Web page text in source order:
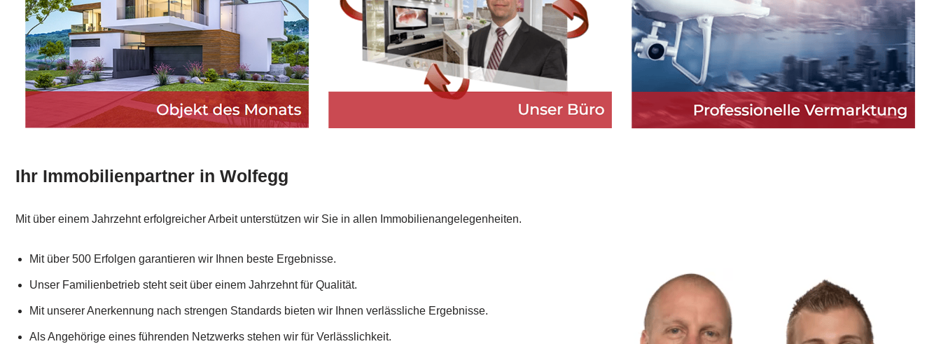
Ihr Immobilienpartner in Wolfegg
Mit über einem Jahrzehnt erfolgreicher Arbeit unterstützen wir Sie in allen Immobilienangelegenheiten.
Mit über 500 Erfolgen garantieren wir Ihnen beste Ergebnisse.
Unser Familienbetrieb steht seit über einem Jahrzehnt für Qualität.
Mit unserer Anerkennung nach strengen Standards bieten wir Ihnen verlässliche Ergebnisse.
Als Angehörige eines führenden Netzwerks stehen wir für Verlässlichkeit.